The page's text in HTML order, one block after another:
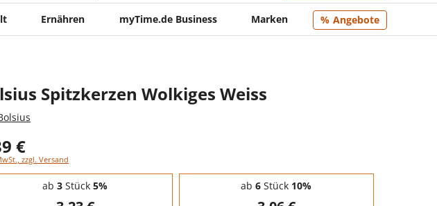
Ernähren myTime.de Business Marken Angebote
Spitzkerzen Wolkiges Weiss
€
zzgl. Versand
- Mengenrabatt
ab 3 Stück 5% ab 6 Stück 10%